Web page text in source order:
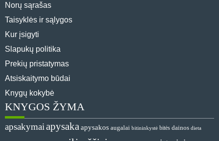
Norų sąrašas
Taisyklės ir sąlygos
Kur įsigyti
Slapukų politika
Prekių pristatymas
Atsiskaitymo būdai
Knygų kokybė
KNYGOS ŽYMA
apsakymai apysaka apysakos augalai bitininkystė bitės dainos dieta